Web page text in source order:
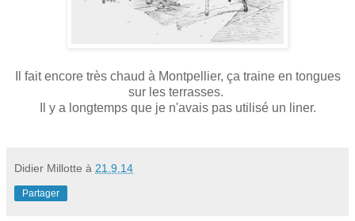
Il fait encore très chaud à Montpellier, ça traine en tongues
sur les terrasses.
Il y a longtemps que je n'avais pas utilisé un liner.
Didier Millotte à 21.9.14
Partager